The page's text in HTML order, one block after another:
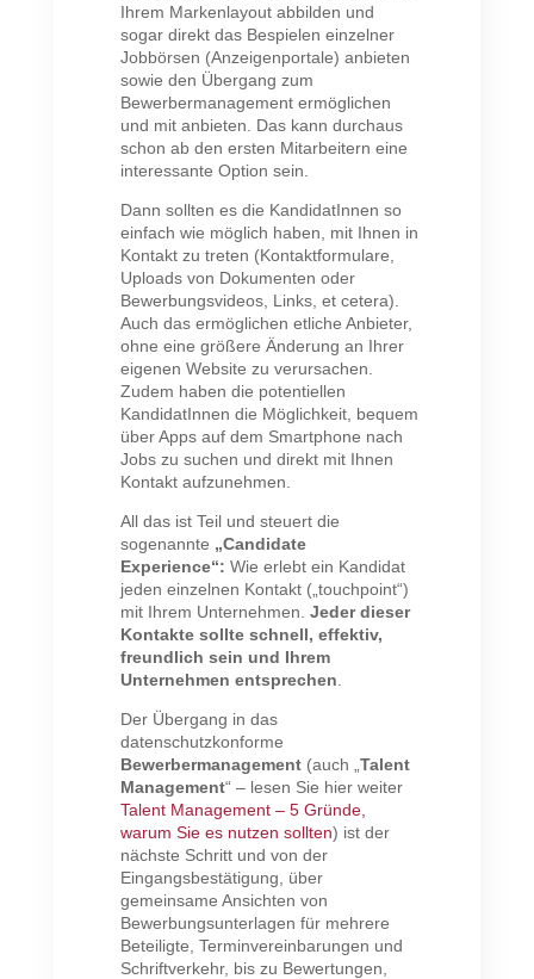
Ihrem Markenlayout abbilden und
sogar direkt das Bespielen einzelner
Jobbörsen (Anzeigenportale) anbieten
sowie den Übergang zum
Bewerbermanagement ermöglichen
und mit anbieten. Das kann durchaus
schon ab den ersten Mitarbeitern eine
interessante Option sein.
Dann sollten es die KandidatInnen so
einfach wie möglich haben, mit Ihnen in
Kontakt zu treten (Kontaktformulare,
Uploads von Dokumenten oder
Bewerbungsvideos, Links, et cetera).
Auch das ermöglichen etliche Anbieter,
ohne eine größere Änderung an Ihrer
eigenen Website zu verursachen.
Zudem haben die potentiellen
KandidatInnen die Möglichkeit, bequem
über Apps auf dem Smartphone nach
Jobs zu suchen und direkt mit Ihnen
Kontakt aufzunehmen.
All das ist Teil und steuert die
sogenannte „Candidate
Experience“: Wie erlebt ein Kandidat
jeden einzelnen Kontakt („touchpoint“)
mit Ihrem Unternehmen.Jeder dieser
Kontakte sollte schnell, effektiv,
freundlich sein und Ihrem
Unternehmen entsprechen
Der Übergang in das
datenschutzkonforme
Bewerbermanagement (auch „Talent
Management“ – lesen Sie hier weiter
Talent Management – 5 Gründe,
warum Sie es nutzen sollten) ist der
nächste Schritt und von der
Eingangsbestätigung, über
gemeinsame Ansichten von
Bewerbungsunterlagen für mehrere
Beteiligte, Terminvereinbarungen und
Schriftverkehr, bis zu Bewertungen,